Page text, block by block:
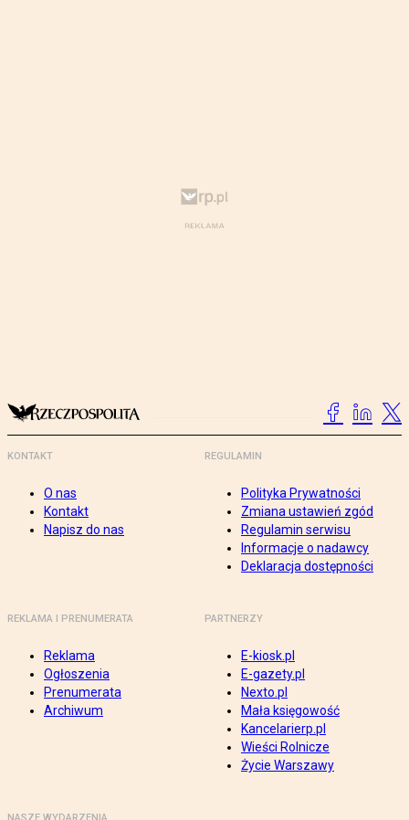
KONTAKT
O nas
Kontakt
Napisz do nas
REGULAMIN
Polityka Prywatności
Zmiana ustawień zgód
Regulamin serwisu
Informacje o nadawcy
Deklaracja dostępności
REKLAMA I PRENUMERATA
Reklama
Ogłoszenia
Prenumerata
Archiwum
PARTNERZY
E-kiosk.pl
E-gazety.pl
Nexto.pl
Mała księgowość
Kancelarierp.pl
Wieści Rolnicze
Życie Warszawy